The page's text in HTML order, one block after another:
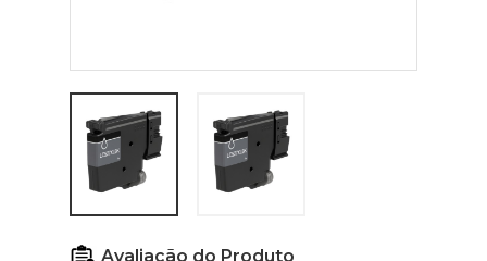
Avaliação do Produto